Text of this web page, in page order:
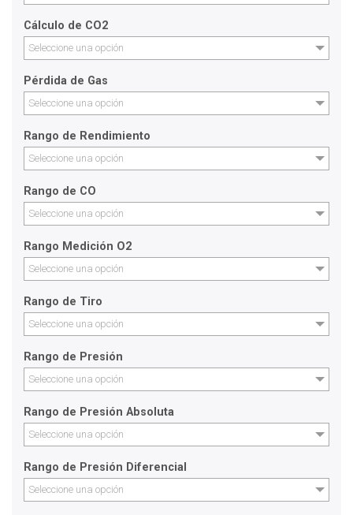
Cálculo de CO2
Seleccione una opción
Pérdida de Gas
Seleccione una opción
Rango de Rendimiento
Seleccione una opción
Rango de CO
Seleccione una opción
Rango Medición O2
Seleccione una opción
Rango de Tiro
Seleccione una opción
Rango de Presión
Seleccione una opción
Rango de Presión Absoluta
Seleccione una opción
Rango de Presión Diferencial
Seleccione una opción